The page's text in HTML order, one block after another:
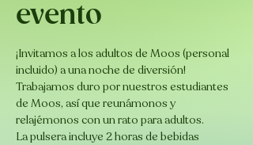
evento
¡Invitamos a los adultos de Moos (personal
incluido) a una noche de diversión!
Trabajamos duro por nuestros estudiantes
de Moos, así que reunámonos y
relajémonos con un rato para adultos.
La pulsera incluye 2 horas de bebidas